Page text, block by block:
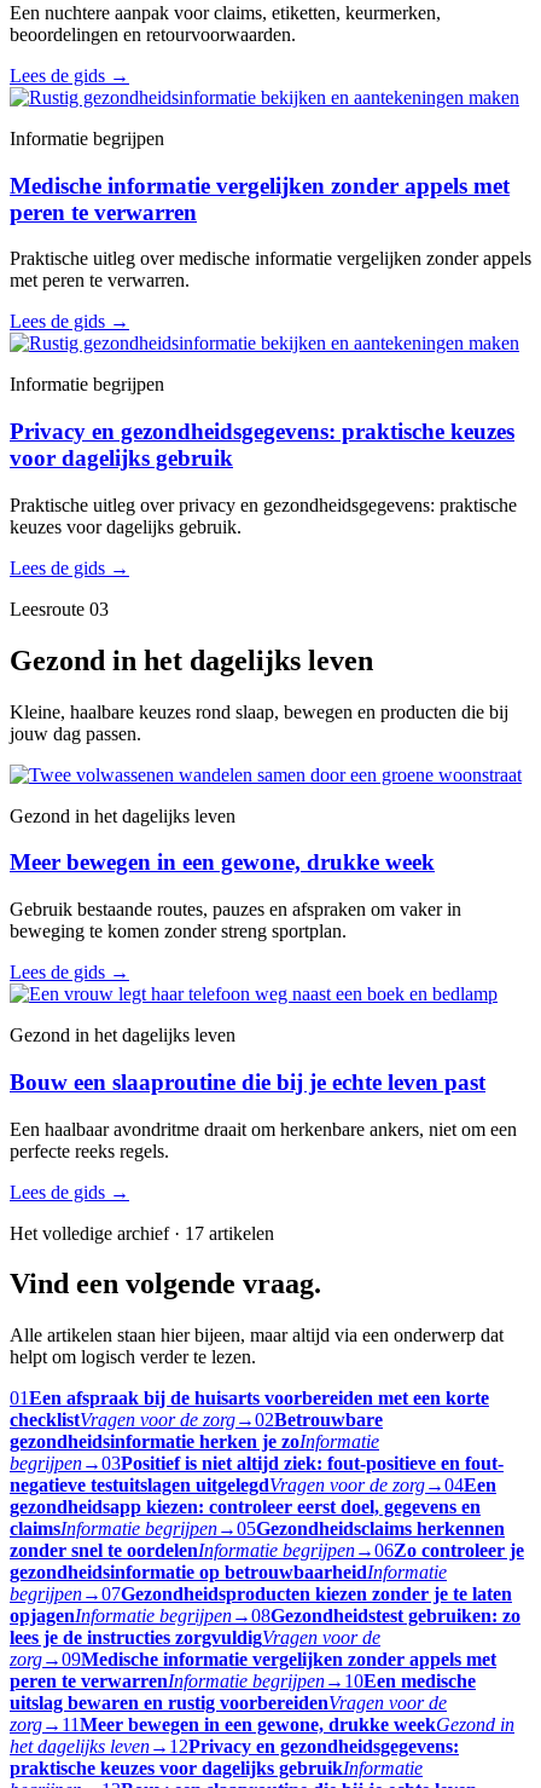
Een nuchtere aanpak voor claims, etiketten, keurmerken,
beoordelingen en retourvoorwaarden.
Lees de gids →
Informatie begrijpen
Medische informatie vergelijken zonder appels met
peren te verwarren
Praktische uitleg over medische informatie vergelijken zonder appels
met peren te verwarren.
Lees de gids →
Informatie begrijpen
Privacy en gezondheidsgegevens: praktische keuzes
voor dagelijks gebruik
Praktische uitleg over privacy en gezondheidsgegevens: praktische
keuzes voor dagelijks gebruik.
Lees de gids →
Leesroute 03
Gezond in het dagelijks leven
Kleine, haalbare keuzes rond slaap, bewegen en producten die bij
jouw dag passen.
Gezond in het dagelijks leven
Meer bewegen in een gewone, drukke week
Gebruik bestaande routes, pauzes en afspraken om vaker in
beweging te komen zonder streng sportplan.
Lees de gids →
Gezond in het dagelijks leven
Bouw een slaaproutine die bij je echte leven past
Een haalbaar avondritme draait om herkenbare ankers, niet om een
perfecte reeks regels.
Lees de gids →
Het volledige archief · 17 artikelen
Vind een volgende vraag.
Alle artikelen staan hier bijeen, maar altijd via een onderwerp dat
helpt om logisch verder te lezen.
01Een afspraak bij de huisarts voorbereiden met een korte
checklistVragen voor de zorg→02Betrouwbare
gezondheidsinformatie herken je zoInformatie
begrijpen→03Positief is niet altijd ziek: fout-positieve en fout-
negatieve testuitslagen uitgelegdVragen voor de zorg→04Een
gezondheidsapp kiezen: controleer eerst doel, gegevens en
claimsInformatie begrijpen→05Gezondheidsclaims herkennen
zonder snel te oordelenInformatie begrijpen→06Zo controleer je
gezondheidsinformatie op betrouwbaarheidInformatie
begrijpen→07Gezondheidsproducten kiezen zonder je te laten
opjagenInformatie begrijpen→08Gezondheidstest gebruiken: zo
lees je de instructies zorgvuldigVragen voor de
zorg→09Medische informatie vergelijken zonder appels met
peren te verwarrenInformatie begrijpen→ 10Een medische
uitslag bewaren en rustig voorbereidenVragen voor de
zorg→ 11Meer bewegen in een gewone, drukke weekGezond in
het dagelijks leven→ 12Privacy en gezondheidsgegevens:
praktische keuzes voor dagelijks gebruikInformatie